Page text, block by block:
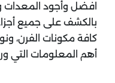
افضل وأجود المعدات
بالكشف على جميع
كافة مكونات الفرن،
أهم المعلومات التي